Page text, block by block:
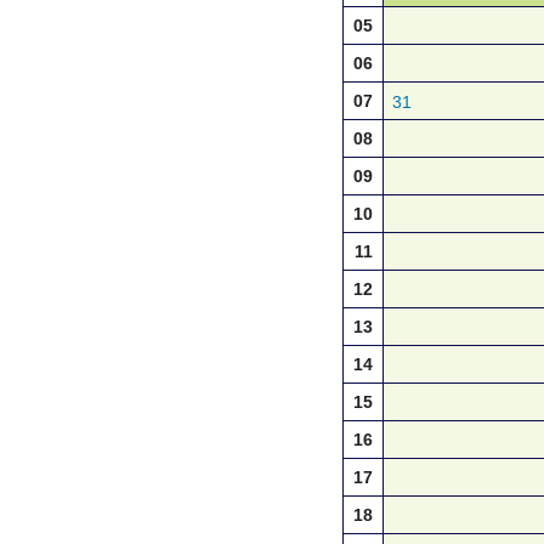
05
06
07
31
08
09
10
11
12
13
14
15
16
17
18